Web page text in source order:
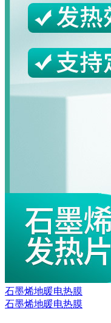
石墨烯地暖电热膜
石墨烯地暖电热膜